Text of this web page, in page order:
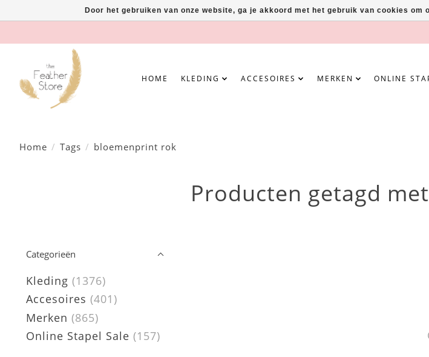
HOME KLEDING ACCESOIRES MERKEN ONLINE
Home / Tags / bloemenprint rok
Producten getagd
Categorieën
Kleding (1376)
Accesoires (401)
Merken (865)
Online Stapel Sale (157)
Door het gebruiken van onze website, ga je akkoord met het gebruik van cookies om